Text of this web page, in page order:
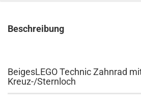
Beschreibung
BeigesLEGO Technic Zahnrad
Kreuz-/Sternloch